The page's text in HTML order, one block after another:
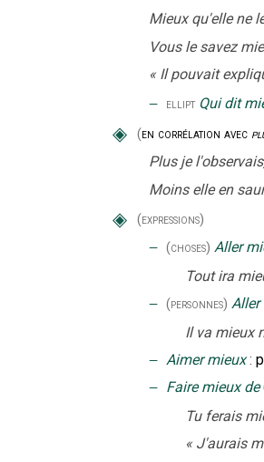
Mieux qu'elle ne
Vous le savez
« Il pouvait
‒ ellipt Qui dit
◈ (en corrélation avec
Plus je
Moins elle en
◈ (expressions)
‒ (choses) Aller
Tout ira
‒ (personnes) Aller
Il va mieux
‒ Aimer mieux :
‒ Faire mieux de
Tu ferais
« J'aurais